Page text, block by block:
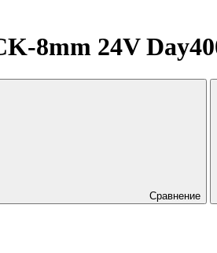
8mm 24V
Сравнение